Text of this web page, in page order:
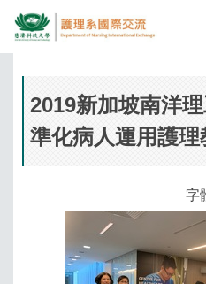
2019新加坡南洋
準化病人運用護
字